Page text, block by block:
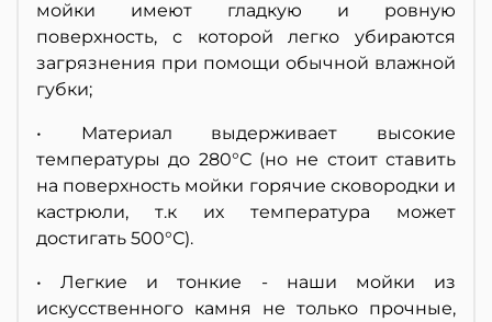
мойки имеют гладкую и ровную
поверхность, с которой легко убираются
загрязнения при помощи обычной влажной
губки;
• Материал выдерживает высокие
температуры до 280°С (но не стоит ставить
на поверхность мойки горячие сковородки и
кастрюли, т.к их температура может
достигать 500°С).
• Легкие и тонкие - наши мойки из
искусственного камня не только прочные,